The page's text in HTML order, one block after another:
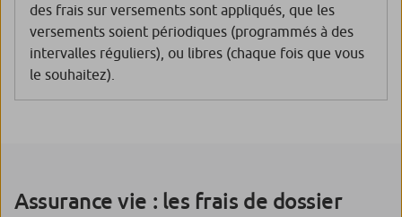
des frais sur versements sont appliqués, que les
versements soient périodiques (programmés à des
intervalles réguliers), ou libres (chaque fois que vous
le souhaitez).
Assurance vie : les frais de dossier